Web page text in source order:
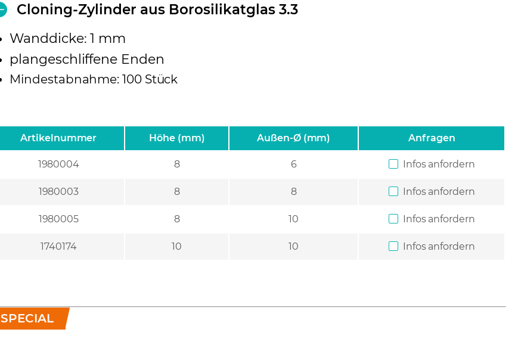
Cloning-Zylinder aus Borosilikatglas 3.3
Wanddicke: 1 mm
plangeschliffene Enden
Mindestabnahme: 100 Stück
Artikelnummer Höhe (mm) Außen-Ø (mm) Anfragen
1980004 8 6 Infos anfordern
1980003 8 8 Infos anfordern
1980005 8 10 Infos anfordern
1740174 10 10 Infos anfordern
SPECIAL